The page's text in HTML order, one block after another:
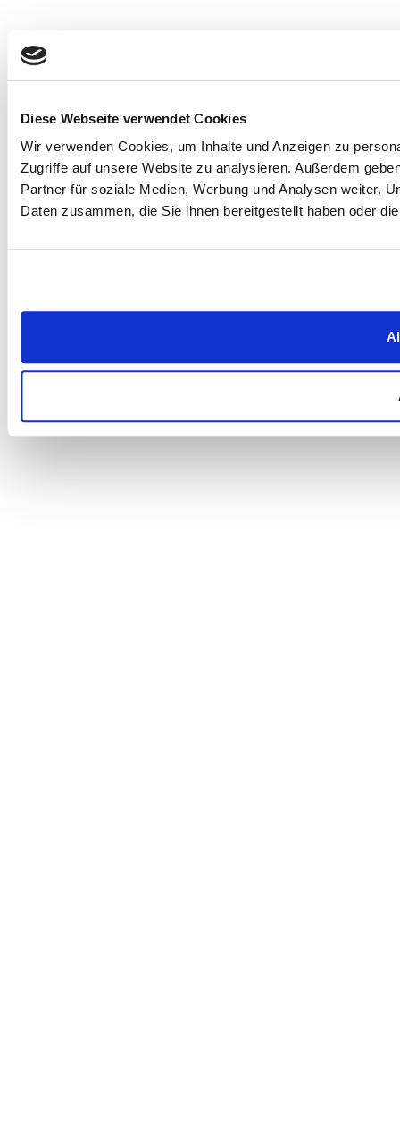
Diese Webseite verwendet Cookies
Wir verwenden Cookies, um Inhalte und Anzeigen zu
Zugriffe auf unsere Website zu analysieren. Außerdem
Partner für soziale Medien, Werbung und Analysen weiter.
Daten zusammen, die Sie ihnen bereitgestellt haben oder